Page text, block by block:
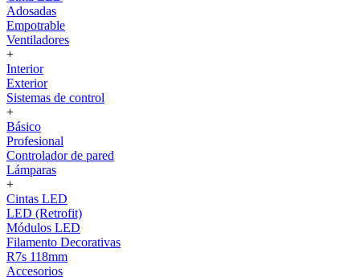
Adosadas
Empotrable
Ventiladores
+
Interior
Exterior
Sistemas de control
+
Básico
Profesional
Controlador de pared
Lámparas
+
Cintas LED
LED (Retrofit)
Módulos LED
Filamento Decorativas
R7s 118mm
Accesorios